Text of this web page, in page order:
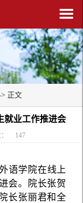
正文
就业工作推进会
147
语学院在线上
会。院长张贺
长张丽君和全